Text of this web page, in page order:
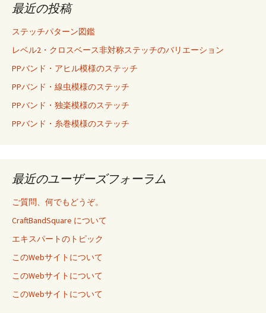
最近の投稿
ステッチパターン図鑑
レベル2・クロスベース非対称ステッチのバリエーション
PPバンド・アヒル模様のステッチ
PPバンド・線虫模様のステッチ
PPバンド・独楽模様のステッチ
PPバンド・糸巻模様のステッチ
最近のユーザーズフォーラム
ご質問、何でもどうぞ。
CraftBandSquare について
エキスパートのトピック
このWebサイトについて
このWebサイトについて
このWebサイトについて